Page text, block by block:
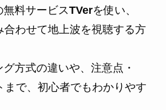
料サービスTVerを使い、
合わせて地上波を視聴する方
方式の違いや、注意点・
まで、初心者でもわかりやす